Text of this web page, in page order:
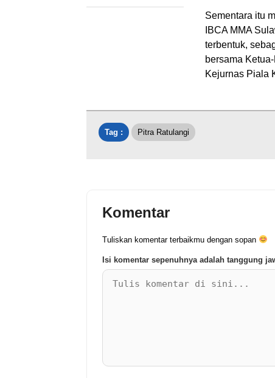
Sementara itu
IBCA MMA
terbentuk,
bersama
Kejurnas Piala
Tag : Pitra Ratulangi
Komentar
Tuliskan komentar terbaikmu dengan sopan
Isi komentar sepenuhnya adalah tanggung